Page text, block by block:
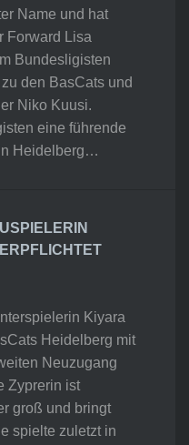
Name und hat
Forward Lisa
Bundesligisten
den BasCats und
Niko Kuusi.
eine führende
Heidelberg…
Kiyara
Heidelberg mit
Neuzugang
Zyprerin ist
groß und bringt
spielte zuletzt in